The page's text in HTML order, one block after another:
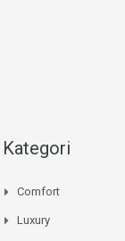
Kategori
Comfort
Luxury